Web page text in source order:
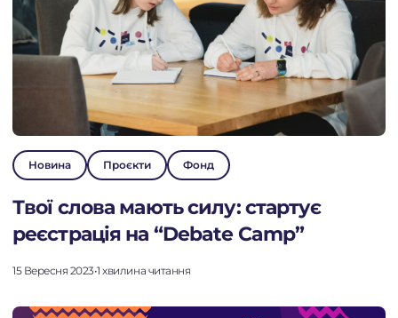
Новина Проєкти Фонд
Твої слова мають силу: стартує
реєстрація на “Debate Camp”
15 Вересня 2023•1 хвилина читання